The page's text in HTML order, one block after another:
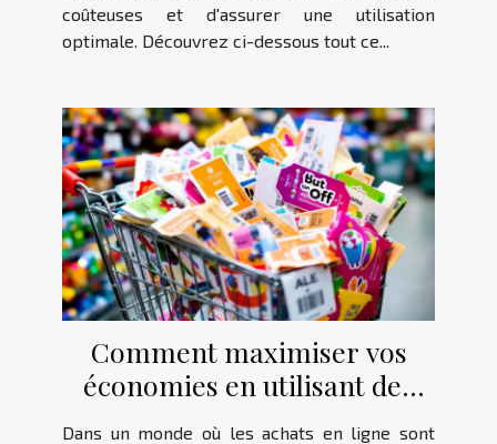
coûteuses et d'assurer une utilisation
optimale. Découvrez ci-dessous tout ce...
Comment maximiser vos
économies en utilisant des
codes de réduction en ligne ?
Dans un monde où les achats en ligne sont